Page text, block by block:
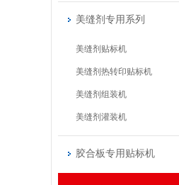
美缝剂专用系列
美缝剂贴标机
美缝剂热转印贴标机
美缝剂组装机
美缝剂灌装机
胶合板专用贴标机